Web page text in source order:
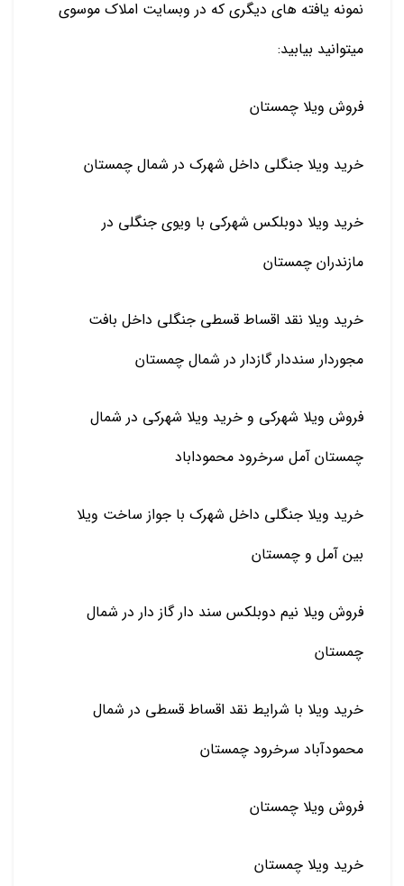
نمونه یافته های دیگری که در وبسایت املاک موسوی
میتوانید بیابید:
فروش ویلا چمستان
خرید ویلا جنگلی داخل شهرک در شمال چمستان
خرید ویلا دوبلکس شهرکی با ویوی جنگلی در
مازندران چمستان
خرید ویلا نقد اقساط قسطی جنگلی داخل بافت
مجوردار سنددار گازدار در شمال چمستان
فروش ویلا شهرکی و خرید ویلا شهرکی در شمال
چمستان آمل سرخرود محموداباد
خرید ویلا جنگلی داخل شهرک با جواز ساخت ویلا
بین آمل و چمستان
فروش ویلا نیم دوبلکس سند دار گاز دار در شمال
چمستان
خرید ویلا با شرایط نقد اقساط قسطی در شمال
محمودآباد سرخرود چمستان
فروش ویلا چمستان
خرید ویلا چمستان